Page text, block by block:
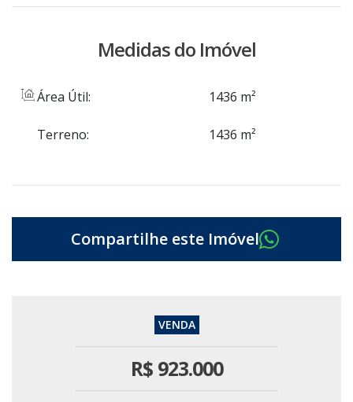
Medidas do Imóvel
Área Útil: 1436 m²
Terreno: 1436 m²
R$923.000